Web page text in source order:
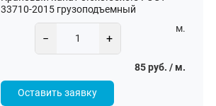
33710-2015 грузоподъемный
− +
м.
85 руб. / м.
Оставить заявку